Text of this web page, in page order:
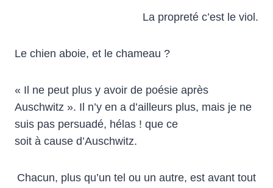
La propreté c’est le viol.
Le chien aboie, et le chameau ?
« Il ne peut plus y avoir de poésie après
Auschwitz ». Il n’y en a d’ailleurs plus, mais je ne
suis pas persuadé, hélas ! que ce
soit à cause d’Auschwitz.
Chacun, plus qu’un tel ou un autre, est avant tout